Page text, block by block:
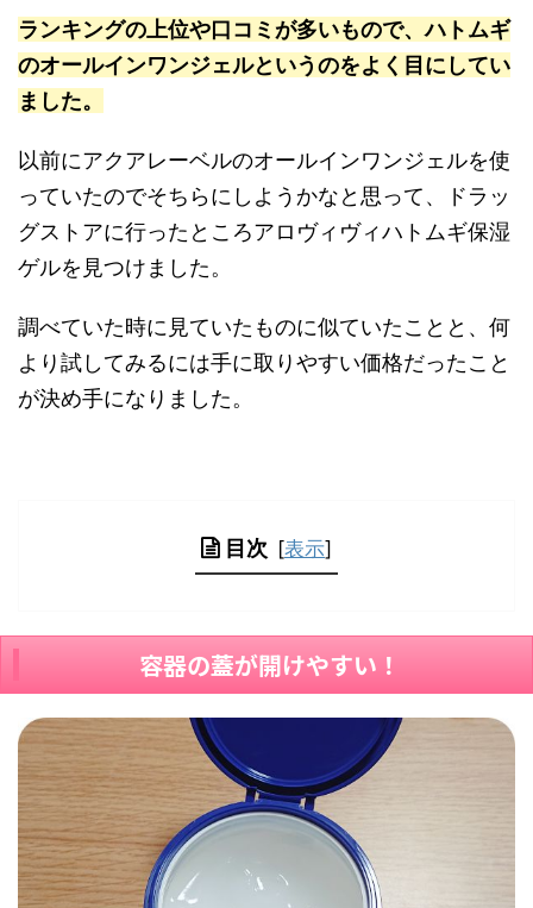
ランキングの上位や口コミが多いもので、ハトムギ
のオールインワンジェルというのをよく目にしてい
ました。
以前にアクアレーベルのオールインワンジェルを使
っていたのでそちらにしようかなと思って、ドラッ
グストアに行ったところアロヴィヴィハトムギ保湿
ゲルを見つけました。
調べていた時に見ていたものに似ていたことと、何
より試してみるには手に取りやすい価格だったこと
が決め手になりました。
目次 [表示]
容器の蓋が開けやすい！